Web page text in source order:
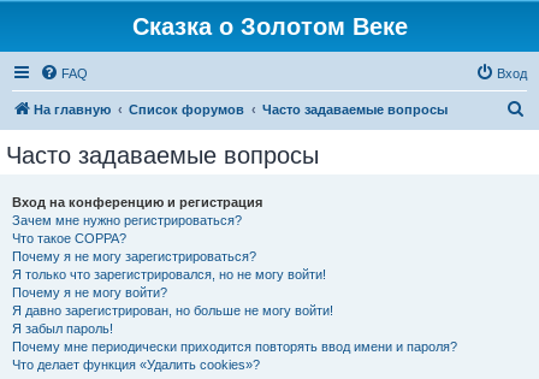
Сказка о Золотом Веке
FAQ Вход
На главную Список форумов Часто задаваемые вопросы
Часто задаваемые вопросы
Вход на конференцию и регистрация
Зачем мне нужно регистрироваться?
Что такое COPPA?
Почему я не могу зарегистрироваться?
Я только что зарегистрировался, но не могу войти!
Почему я не могу войти?
Я давно зарегистрирован, но больше не могу войти!
Я забыл пароль!
Почему мне периодически приходится повторять ввод имени и пароля?
Что делает функция «Удалить cookies»?